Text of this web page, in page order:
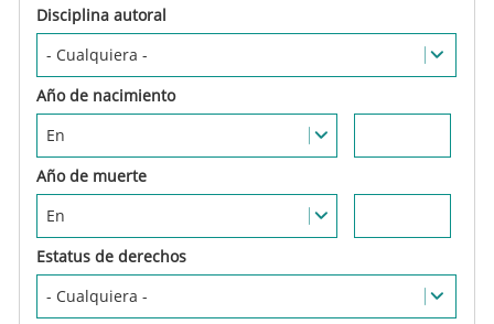
Disciplina autoral
Estatus de derechos